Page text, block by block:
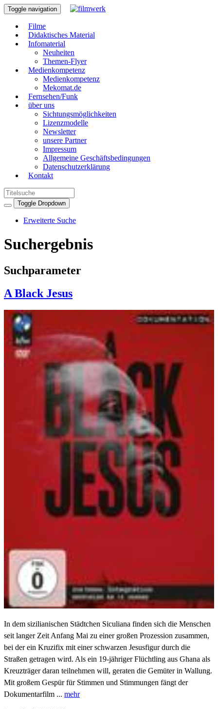
Toggle navigation
Filme
Didaktisches Material
Infomaterial
Neuheiten
Themen-Flyer
Medienkompetenz
Medienkompetenz
Mekomat.de
Fernsehen/Funk
über uns
Sichtungsmöglichkeiten
Lizenzmodelle
Newsletter
unsere Partner
Impressum
Allgemeine Geschäftsbedingungen
Datenschutzerklärung
Kontakt
Toggle Dropdown
Erweiterte Suche
Suchergebnis
Suchparameter
A Black Jesus
In dem sizilianischen Städtchen Siculiana finden sich die Menschen
seit langer Zeit Anfang Mai zu einer großen Prozession zusammen,
bei der ein Kruzifix mit einer schwarzen Jesusfigur durch die
Straßen getragen wird. Als ein 19-jähriger Flüchtling aus Ghana als
Kreuzträger daran teilnehmen will, geraten die Gemüter in Wallung.
Mit großem Gespür für Stimmen und Stimmungen fängt der
Dokumentarfilm ... mehr